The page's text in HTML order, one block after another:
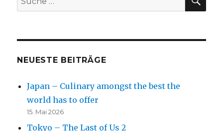
nach:
NEUESTE BEITRÄGE
Japan – Culinary amongst the best the
world has to offer
15. Mai 2026
Tokyo – The Last of Us 2